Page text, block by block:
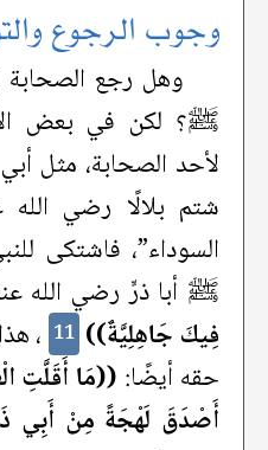
وجوب الرجوع
وهل رجع الصحابة
ﷺ؟ لكن في بعض
لأحد الصحابة، مثل
شتم بلالًا رضي
السوداء”، فاشتكى
ﷺ أبا ذرٍّ رضي الله
فِيكَ جَاهِلِيَّةٌ)) 11 ،
حقه أيضًا: ((مَا أَقَلَّتِ
أَصْدَقَ لَهْجَةً مِنْ أَبِي